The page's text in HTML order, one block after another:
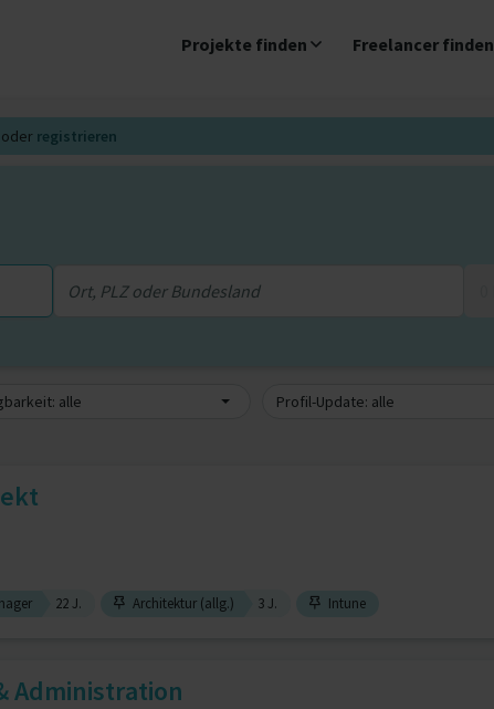
Projekte finden Freelancer finden
oder registrieren
alle Profil-Update: alle
22 J. Architektur (allg.) 3 J. Intune
Administration